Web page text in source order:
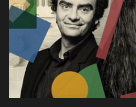
« Orfeo son io »